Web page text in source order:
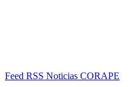
Feed RSS Noticias CORAPE